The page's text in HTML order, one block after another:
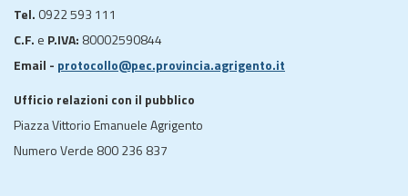
Tel. 0922 593 111
C.F. e P.IVA: 80002590844
Email - protocollo@pec.provincia.agrigento.it
Ufficio relazioni con il pubblico
Piazza Vittorio Emanuele Agrigento
Numero Verde 800 236 837